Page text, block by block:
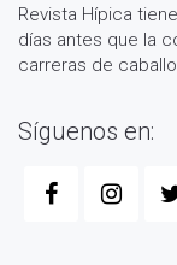
Revista Hípica
días antes que la
carreras de
Síguenos en: